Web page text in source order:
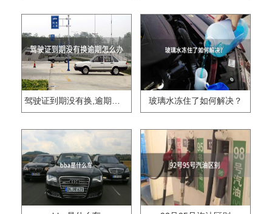
驾驶证到期没有换,逾期怎么办?? 玻璃水冻住了如何解决？